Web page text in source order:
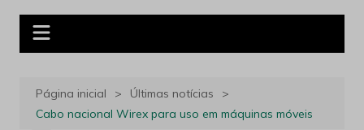
Página inicial
Últimas notícias
Cabo nacional Wirex para uso em máquinas móveis